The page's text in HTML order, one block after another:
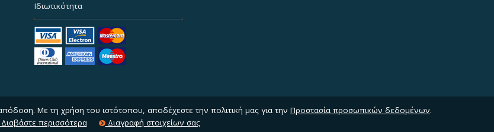
Ιδιωτικότητα
Με τη χρήση του ιστότοπου, αποδέχεστε την πολιτική μας για την Προστασία προσωπικών δεδομένων.
περισσότερα
Διαγραφή στοιχείων σας